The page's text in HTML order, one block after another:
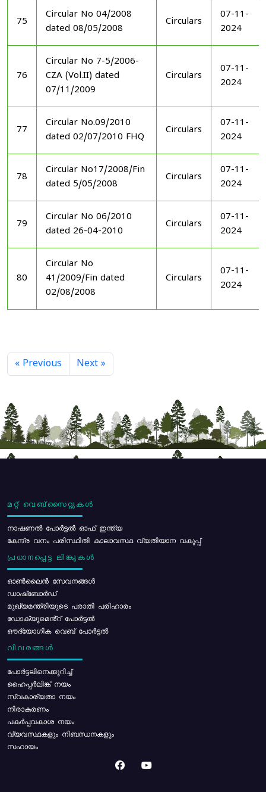
75
Circular No 04/2008
dated 08/05/2008
Circulars
07-11-
2024
76
Circular No 7-5/2006-
CZA (Vol.II) dated
07/11/2009
Circulars
07-11-
2024
77
Circular No.09/2010
dated 02/07/2010 FHQ
Circulars
07-11-
2024
78
Circular No17/2008/Fin
dated 5/05/2008
Circulars
07-11-
2024
79
Circular No 06/2010
dated 26-04-2010
Circulars
07-11-
2024
80
Circular No
41/2009/Fin dated
02/08/2008
Circulars
07-11-
2024
« Previous Next »
മറ്റ് വെബ്സൈറ്റുകൾ
നാഷണൽ പോർട്ടൽ ഓഫ് ഇന്ത്യ
കേന്ദ്ര വനം പരിസ്ഥിതി കാലാവസ്ഥ വ്യതിയാന വകുപ്പ്
പ്രധാനപ്പെട്ട ലിങ്കുകൾ
ഓൺലൈൻ സേവനങ്ങൾ
ഡാഷ്ബോർഡ്
മുഖ്യമന്ത്രിയുടെ പരാതി പരിഹാരം
ഡോക്യുമെൻ്റ് പോർട്ടൽ
ഔദ്യോഗിക വെബ് പോർട്ടൽ
വിവരങ്ങൾ
പോര്‍ട്ടലിനെക്കുറിച്ച്
ഹൈപ്പർലിങ്ക് നയം
സ്വകാര്യതാ നയം
നിരാകരണം
പകർപ്പവകാശ നയം
വ്യവസ്ഥകളും നിബന്ധനകളും
സഹായം